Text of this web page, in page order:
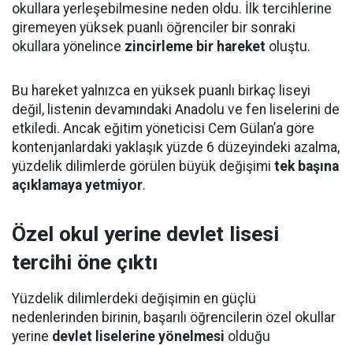
okullara yerleşebilmesine neden oldu. İlk tercihlerine
giremeyen yüksek puanlı öğrenciler bir sonraki
okullara yönelince zincirleme bir hareket oluştu.
Bu hareket yalnızca en yüksek puanlı birkaç liseyi
değil, listenin devamındaki Anadolu ve fen liselerini de
etkiledi. Ancak eğitim yöneticisi Cem Gülan’a göre
kontenjanlardaki yaklaşık yüzde 6 düzeyindeki azalma,
yüzdelik dilimlerde görülen büyük değişimi tek başına
açıklamaya yetmiyor.
Özel okul yerine devlet lisesi
tercihi öne çıktı
Yüzdelik dilimlerdeki değişimin en güçlü
nedenlerinden birinin, başarılı öğrencilerin özel okullar
yerine devlet liselerine yönelmesi olduğu